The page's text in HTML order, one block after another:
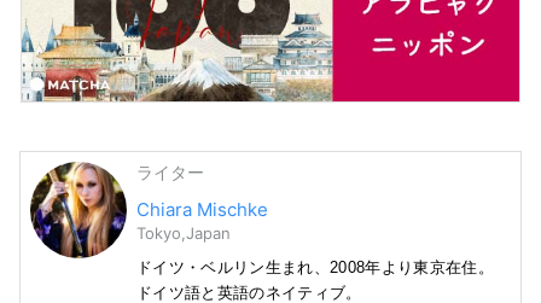
ライター
Chiara Mischke
Tokyo,Japan
ドイツ・ベルリン生まれ、2008年より東京在住。
ドイツ語と英語のネイティブ。